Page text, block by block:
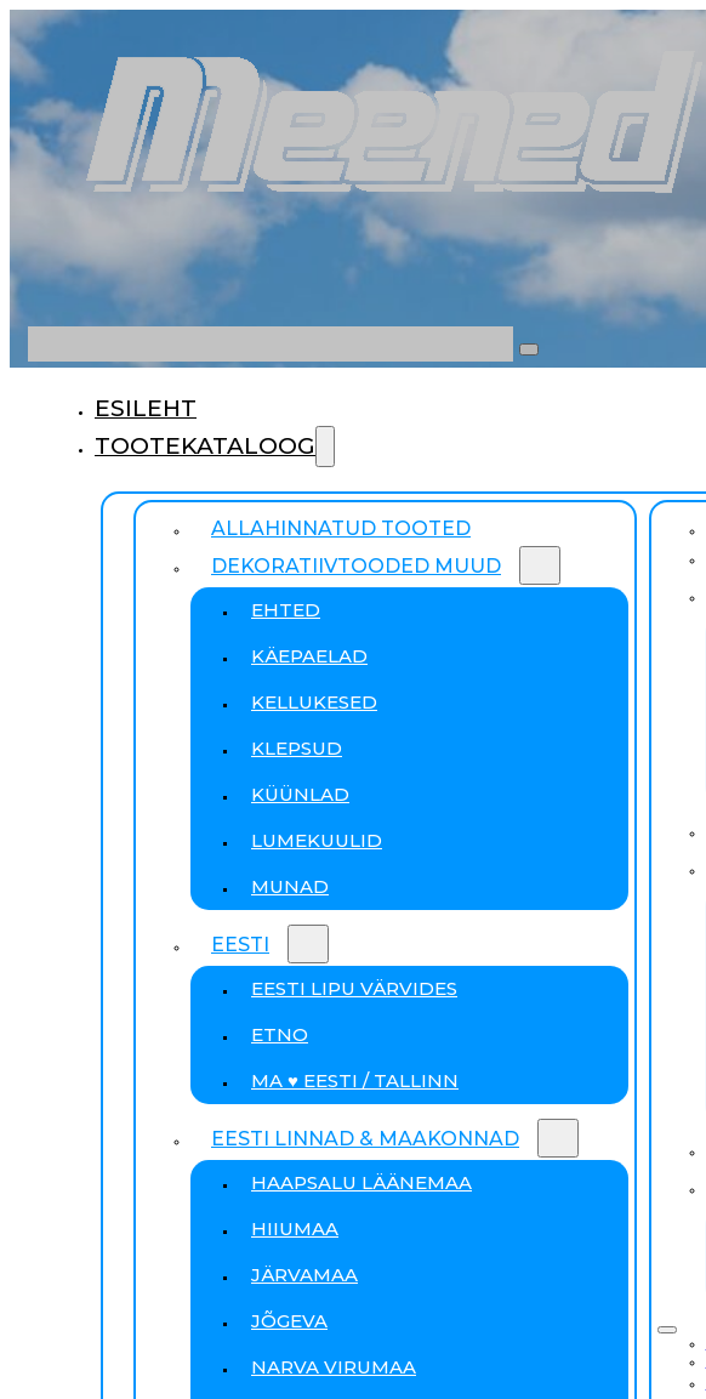
ESILEHT
TOOTEKATALOOG
ALLAHINNATUD TOOTED
DEKORATIIVTOODED MUUD
EHTED
KÄEPAELAD
KELLUKESED
KLEPSUD
KÜÜNLAD
LUMEKUULID
MUNAD
EESTI
EESTI LIPU VÄRVIDES
ETNO
MA ♥ EESTI / TALLINN
EESTI LINNAD & MAAKONNAD
HAAPSALU LÄÄNEMAA
HIIUMAA
JÄRVAMAA
JÕGEVA
NARVA VIRUMAA